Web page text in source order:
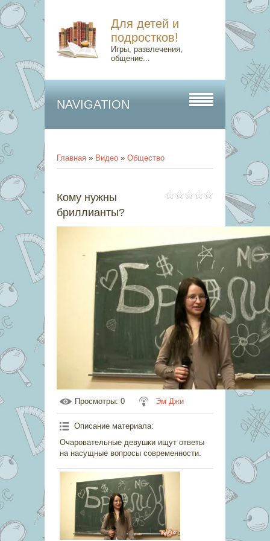
Для детей и
подростков!
Игры, развлечения,
общение...
NAVIGATION
Главная » Видео » Общество
Кому нужны
бриллианты?
Просмотры: 0 Эм Джи
Описание материала:
Очаровательные девушки ищут ответы
на насущные вопросы современности.